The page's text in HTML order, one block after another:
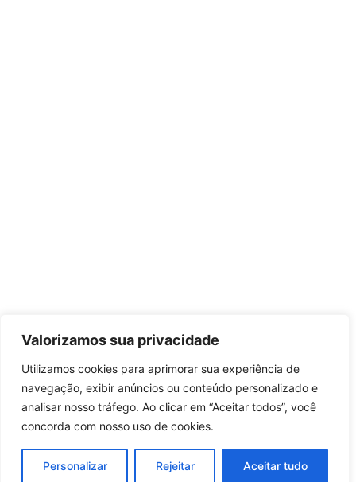
Valorizamos sua privacidade
Utilizamos cookies para aprimorar sua experiência de
navegação, exibir anúncios ou conteúdo personalizado e
analisar nosso tráfego. Ao clicar em “Aceitar todos”, você
concorda com nosso uso de cookies.
Personalizar Rejeitar Aceitar tudo